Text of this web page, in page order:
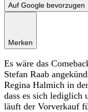
Auf Google bevorzugen
Merken
Es wäre das
Stefan Raab
Regina Halmich in
dass es sich lediglich
läuft der Vorverkauf